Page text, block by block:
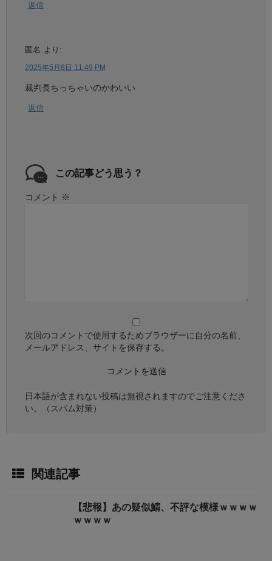
返信
匿名 より:
2025年5月8日 11:49 PM
裁判長ちっちゃいのかわいい
返信
この記事どう思う？
コメント ※
次回のコメントで使用するためブラウザーに自分の名前、
メールアドレス、サイトを保存する。
日本語が含まれない投稿は無視されますのでご注意くださ
い。（スパム対策）
関連記事
【悲報】あの疑似鯖、不評な模様ｗｗｗｗ
ｗｗｗｗ